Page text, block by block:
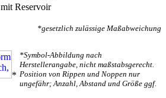
mit Reservoir
*gesetzlich zulässige Maßabweichung
*
*Symbol-Abbildung nach
Herstellerangabe, nicht maßstabsgerecht.
Position von Rippen und Noppen nur
ungefähr; Anzahl, Abstand und Größe ggf.